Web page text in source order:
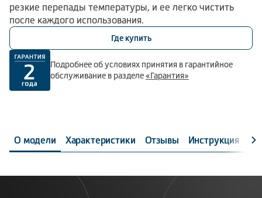
резкие перепады температуры, и ее легко чистить
после каждого использования.
Где купить
Подробнее об условиях принятия в гарантийное
обслуживание в разделе«Гарантия»
О модели Характеристики Отзывы Инструкция